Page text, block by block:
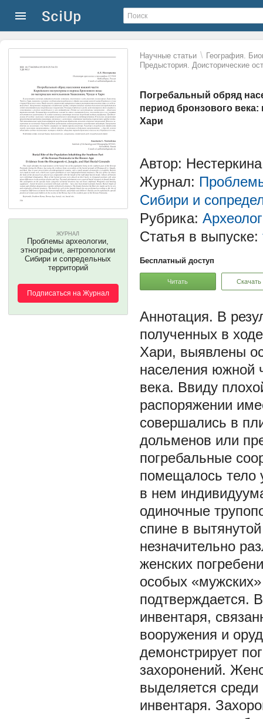
Научные статьи \ География.
Предыстория. Доисторические
Погребальный обряд
период бронзового
Хари
ЖУРНАЛ
Проблемы археологии,
этнографии, антропологии
Сибири и сопредельных
территорий
Подписаться на Журнал
Автор:
Журнал:
Сибири и
Рубрика:
Статья в выпуске:
Бесплатный доступ
Читать Скачать
В
полученных в
Хари, выявлены
населения южной
века. Ввиду
распоряжении
совершались в
дольменов или
погребальные
помещалось тело
в нем
одиночные
спине в
незначительно
женских
особых «мужских»
подтверждается.
инвентаря,
вооружения и
демонстрирует
захоронений.
выделяется
инвентаря.